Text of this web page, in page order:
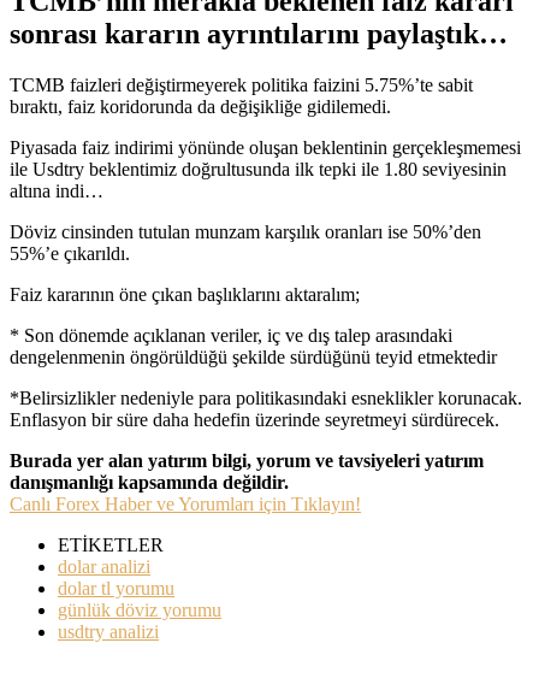
sonrası kararın ayrıntılarını paylaştık…
TCMB faizleri değiştirmeyerek politika faizini 5.75%’te sabit
bıraktı, faiz koridorunda da değişikliğe gidilemedi.
Piyasada faiz indirimi yönünde oluşan beklentinin gerçekleşmemesi
ile Usdtry beklentimiz doğrultusunda ilk tepki ile 1.80 seviyesinin
altına indi…
Döviz cinsinden tutulan munzam karşılık oranları ise 50%’den
55%’e çıkarıldı.
Faiz kararının öne çıkan başlıklarını aktaralım;
* Son dönemde açıklanan veriler, iç ve dış talep arasındaki
dengelenmenin öngörüldüğü şekilde sürdüğünü teyid etmektedir
*Belirsizlikler nedeniyle para politikasındaki esneklikler korunacak.
Enflasyon bir süre daha hedefin üzerinde seyretmeyi sürdürecek.
Burada yer alan yatırım bilgi, yorum ve tavsiyeleri yatırım
danışmanlığı kapsamında değildir.
Canlı Forex Haber ve Yorumları için Tıklayın!
ETİKETLER
dolar analizi
dolar tl yorumu
günlük döviz yorumu
usdtry analizi